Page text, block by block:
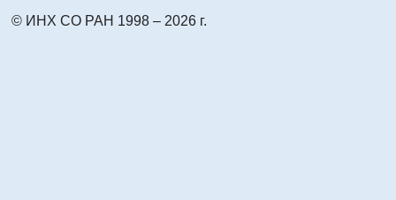
© ИНХ СО РАН 1998 – 2026 г.